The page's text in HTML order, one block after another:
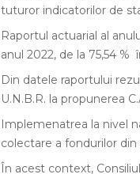
tuturor indicatorilor de
Raportul actuarial al
anul 2022, de la 75,54 %
Din datele raportului
U.N.B.R. la propunerea
Implemenatrea la nivel
colectare a fondurilor din
În acest context,